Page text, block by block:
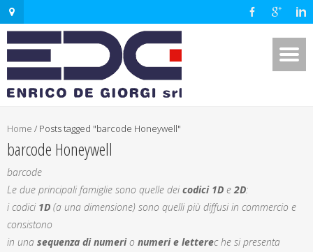
Home / Posts tagged "barcode Honeywell"
barcode Honeywell
barcode
Le due principali famiglie sono quelle dei codici 1D e2D:
i codici 1D (a una dimensione) sono quelli più diffusi in commercio e
consistono
in una sequenza di numerio numeri e letterec he si presenta